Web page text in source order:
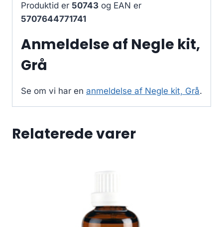
Produktid er 50743 og EAN er
5707644771741
Anmeldelse af Negle kit,
Grå
Se om vi har en anmeldelse af Negle kit, Grå.
Relaterede varer